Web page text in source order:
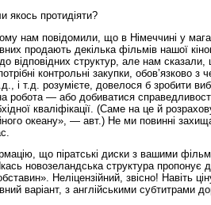
якось протидіяти?
нам повідомили, що в Німеччині у
продають декілька фільмів нашої
відповідних структур, але нам
контрольні закупки, обов’язково
і т.д. розумієте, довелося б зробити
робота — або добиватися
кваліфікації. (Саме на це й
океану», — авт.) Не ми повинні
що піратські диски з вашими
новозеландська структура
Неліцензійний, звісно! Навіть
варіант, з англійськими субтитрами